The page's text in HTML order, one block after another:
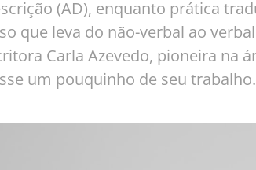
(AD), enquanto prática
que leva do não-verbal ao
Carla Azevedo, pioneira na
um pouquinho de seu trabalho.